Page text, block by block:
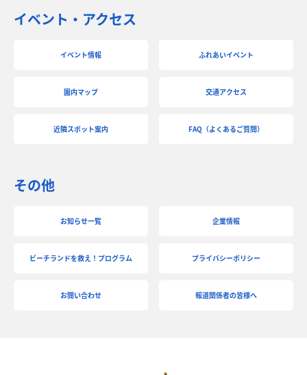
イベント・アクセス
イベント情報 ふれあいイベント
園内マップ 交通アクセス
近隣スポット案内 FAQ（よくあるご質問）
その他
お知らせ一覧 企業情報
ビーチランドを救え！プログラム プライバシーポリシー
お問い合わせ 報道関係者の皆様へ